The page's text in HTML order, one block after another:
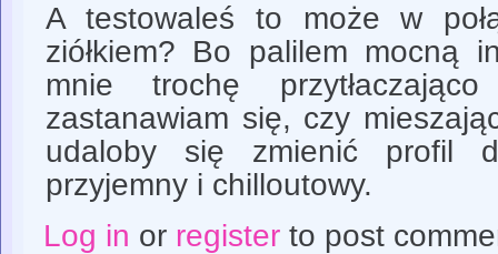
A testowaleś to może w
ziółkiem? Bo palilem mocną
mnie trochę
zastanawiam się, czy
udaloby się zmienić profil
przyjemny i chilloutowy.
Log in or registerto post